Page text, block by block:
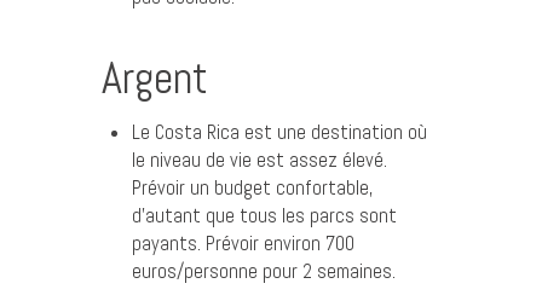
Argent
Le Costa Rica est une destination où
le niveau de vie est assez élevé.
Prévoir un budget confortable,
d’autant que tous les parcs sont
payants. Prévoir environ 700
euros/personne pour 2 semaines.